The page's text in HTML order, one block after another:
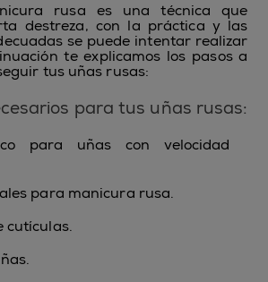
rusa es una técnica que
destreza, con la práctica y las
se puede intentar realizar
te explicamos los pasos a
tus uñas rusas:
para tus uñas rusas:
para uñas con velocidad
para manicura rusa.
cutículas.